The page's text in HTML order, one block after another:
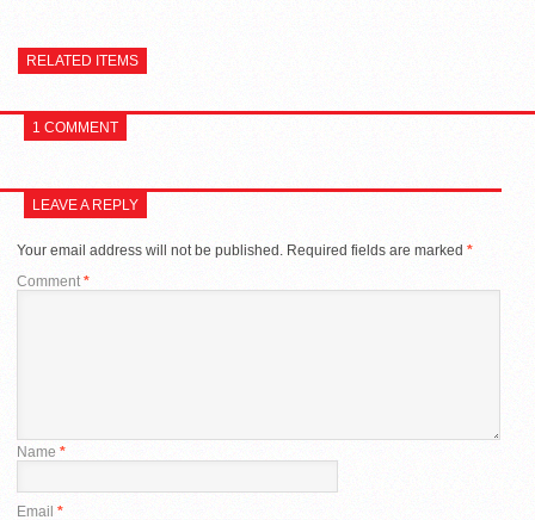
RELATED ITEMS
1 COMMENT
LEAVE A REPLY
Your email address will not be published. Required fields are marked *
Comment *
Name *
Email *